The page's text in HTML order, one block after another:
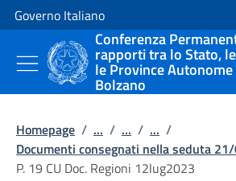
Vai al contenuto
Vai alla navigazione del sito
Governo Italiano
Conferenza
rapporti tra lo Stato,
le Province
Bolzano
Homepage / ... / ... / ... /
Documenti consegnati nella seduta
P. 19 CU Doc. Regioni 12lug2023